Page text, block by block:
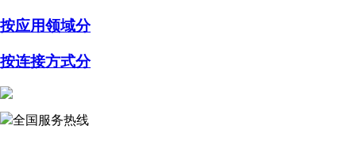
按应用领域分
按连接方式分
全国服务热线